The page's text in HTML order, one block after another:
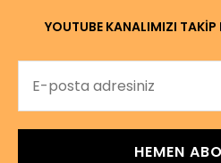
YOUTUBE KANALIMIZI TAKİP
HEMEN